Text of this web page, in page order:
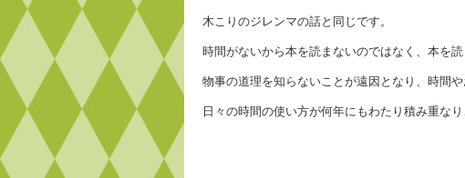
木こりのジレンマの話と同じです。
時間がないから本を読まないのではなく、本を読
物事の道理を知らないことが遠因となり、時間
日々の時間の使い方が何年にもわたり積み重な